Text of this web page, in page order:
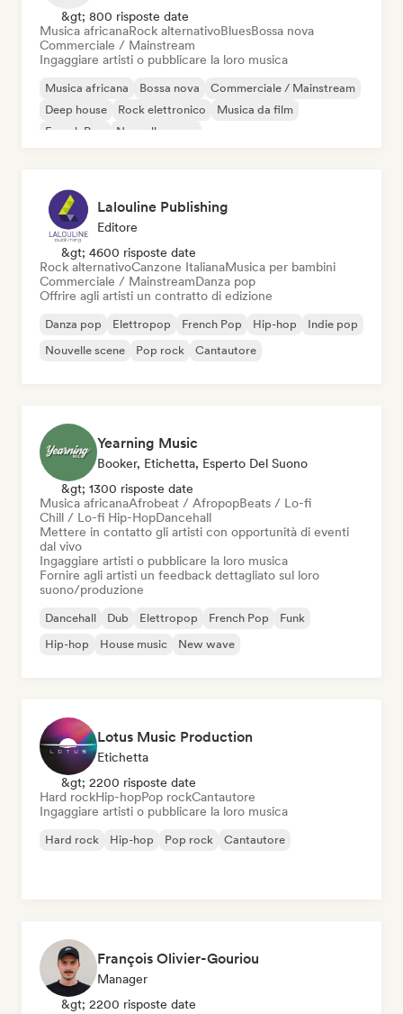
&gt; 800 risposte date
Musica africanaRock alternativoBluesBossa nova
Commerciale / Mainstream
Ingaggiare artisti o pubblicare la loro musica
Musica africana Bossa nova
Commerciale / Mainstream
Deep house
Rock elettronico
Musica da film
French Pop
Nouvelle scene
Lalouline Publishing
Editore
&gt; 4600 risposte date
Rock alternativoCanzone ItalianaMusica per bambini
Commerciale / MainstreamDanza pop
Offrire agli artisti un contratto di edizione
Danza pop Elettropop French Pop Hip-hop
Indie pop
Nouvelle scene
Pop rock Cantautore
Yearning Music
Booker, Etichetta, Esperto Del Suono
&gt; 1300 risposte date
Musica africanaAfrobeat / AfropopBeats / Lo-fi
Chill / Lo-fi Hip-HopDancehall
Mettere in contatto gli artisti con opportunità di eventi
dal vivo
Ingaggiare artisti o pubblicare la loro musica
Fornire agli artisti un feedback dettagliato sul loro
suono/produzione
Dancehall Dub Elettropop French Pop
Funk
Hip-hop
House music New wave
Lotus Music Production
Etichetta
&gt; 2200 risposte date
Hard rockHip-hopPop rockCantautore
Ingaggiare artisti o pubblicare la loro musica
Hard rock Hip-hop Pop rock Cantautore
François Olivier-Gouriou
Manager
&gt; 2200 risposte date